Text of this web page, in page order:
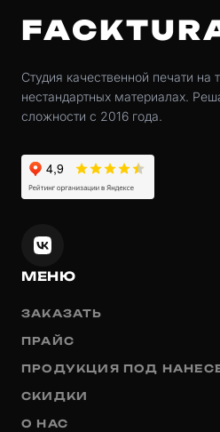
Студия качественной печати на
нестандартных материалах.
сложности с 2016 года.
МЕНЮ
ЗАКАЗАТЬ
ПРАЙС
ПРОДУКЦИЯ ПОД
СКИДКИ
О НАС